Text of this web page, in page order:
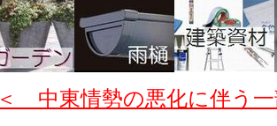
中東情勢の悪化に伴う